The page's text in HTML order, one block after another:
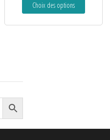
Choix des options